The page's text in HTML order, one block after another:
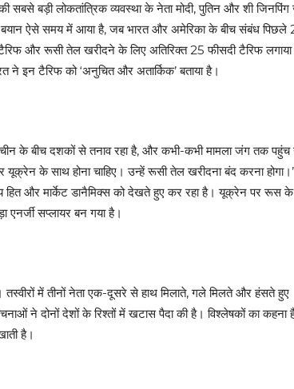
सबसे बड़ी लोकतांत्रिक व्यवस्था के नेता मोदी, पुतिन और शी
ऐसे समय में आया है, जब भारत और अमेरिका के बीच संबंध पिछले
और रूसी तेल खरीदने के लिए अतिरिक्त 25 फीसदी टैरिफ लगाया
ने इन टैरिफ को ‘अनुचित और अतार्किक’ बताया है।
के बीच दशकों से तनाव रहा है, और कभी-कभी मामला जंग तक पहुंच
के साथ होना चाहिए। उन्हें रूसी तेल खरीदना बंद करना होगा।’
हित और मार्केट डानैमिक्स को देखते हुए कर रहा है। यूक्रेन पर रूस
सप्लायर बन गया है।
में तीनों नेता एक-दूसरे से हाथ मिलाते, गले मिलते और हंसते हुए
ने दोनों देशों के रिश्तों में खटास पैदा की है। विश्लेषकों का कहना
है।